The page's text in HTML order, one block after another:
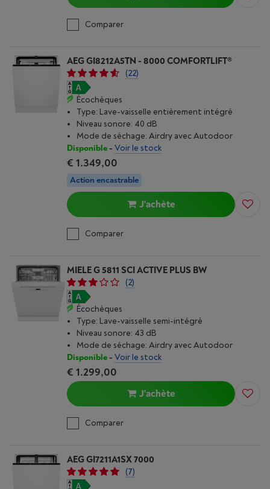
Comparer
AEG GI8212A5TN - 8000 COMFORTLIFT®
(22)
Écochèques
Type: Lave-vaisselle entièrement intégré
Niveau sonore: 40 dB
Mode de séchage: Airdry avec Autodoor
Disponible- Voir le stock
€ 1.349,00
Action encastrable
J'achète
Comparer
MIELE G 5811 SCI ACTIVE PLUS BW
(2)
Écochèques
Type: Lave-vaisselle semi-intégré
Niveau sonore: 43 dB
Mode de séchage: Airdry avec Autodoor
Disponible- Voir le stock
€ 1.299,00
J'achète
Comparer
AEG GI7211A1SX 7000
(7)